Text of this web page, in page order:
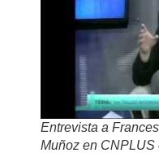
Entrevista a
Muñoz en CNPLUS